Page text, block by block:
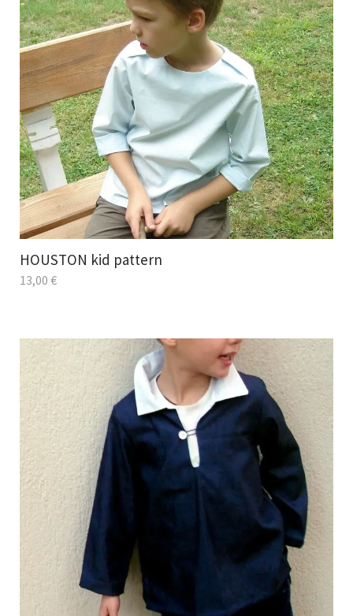
HOUSTON kid pattern
13,00 €